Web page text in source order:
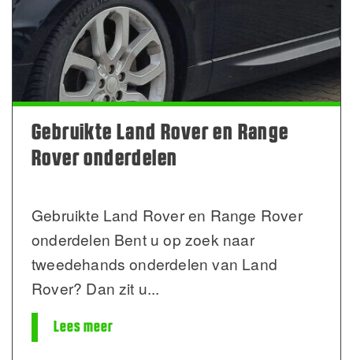
Gebruikte Land Rover en Range
Rover onderdelen
Gebruikte Land Rover en Range Rover
onderdelen Bent u op zoek naar
tweedehands onderdelen van Land
Rover? Dan zit u...
Lees meer